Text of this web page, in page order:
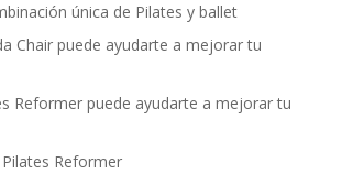
única de Pilates y ballet
Chair puede ayudarte a mejorar tu
Reformer puede ayudarte a mejorar tu
Reformer